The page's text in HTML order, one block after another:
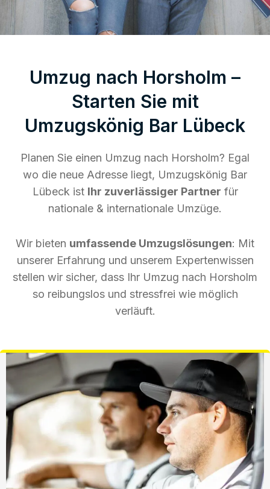
Umzug nach Horsholm –
Starten Sie mit
Umzugskönig Bar Lübeck
Planen Sie einen Umzug nach Horsholm? Egal
wo die neue Adresse liegt, Umzugskönig Bar
Lübeck ist Ihr zuverlässiger Partner für
nationale & internationale Umzüge.
Wir bieten umfassende Umzugslösungen: Mit
unserer Erfahrung und unserem Expertenwissen
stellen wir sicher, dass Ihr Umzug nach Horsholm
so reibungslos und stressfrei wie möglich
verläuft.